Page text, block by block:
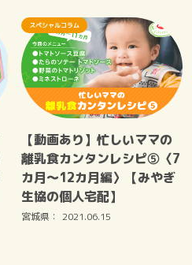
【動画あり】忙しいママの
離乳食カンタンレシピ⑤〈7
カ月～12カ月編〉【みやぎ
生協の個人宅配】
宮城県： 2021.06.15
スペシャルコラム